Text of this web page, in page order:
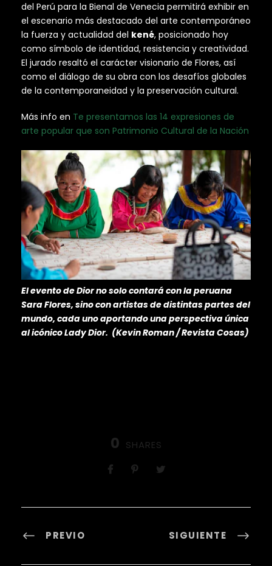
del Perú para la Bienal de Venecia permitirá exhibir en
el escenario más destacado del arte contemporáneo
la fuerza y actualidad del kené, posicionado hoy
como símbolo de identidad, resistencia y creatividad.
El jurado resaltó el carácter visionario de Flores, así
como el diálogo de su obra con los desafíos globales
de la contemporaneidad y la preservación cultural.
Más info en Te presentamos las 14 expresiones de
arte popular que son Patrimonio Cultural de la Nación
El evento de Dior no solo contará con la peruana
Sara Flores, sino con artistas de distintas partes del
mundo, cada uno aportando una perspectiva única
al icónico Lady Dior. (Kevin Roman / Revista Cosas)
0 SHARES
PREVIO SIGUIENTE